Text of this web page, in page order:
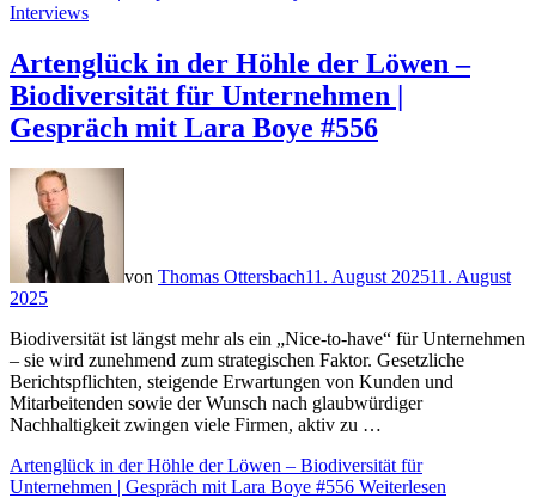
Interviews
Artenglück in der Höhle der Löwen –
Biodiversität für Unternehmen |
Gespräch mit Lara Boye #556
von Thomas Ottersbach11. August 202511. August
2025
Biodiversität ist längst mehr als ein „Nice-to-have“ für Unternehmen
– sie wird zunehmend zum strategischen Faktor. Gesetzliche
Berichtspflichten, steigende Erwartungen von Kunden und
Mitarbeitenden sowie der Wunsch nach glaubwürdiger
Nachhaltigkeit zwingen viele Firmen, aktiv zu …
Artenglück in der Höhle der Löwen – Biodiversität für
Unternehmen | Gespräch mit Lara Boye #556 Weiterlesen